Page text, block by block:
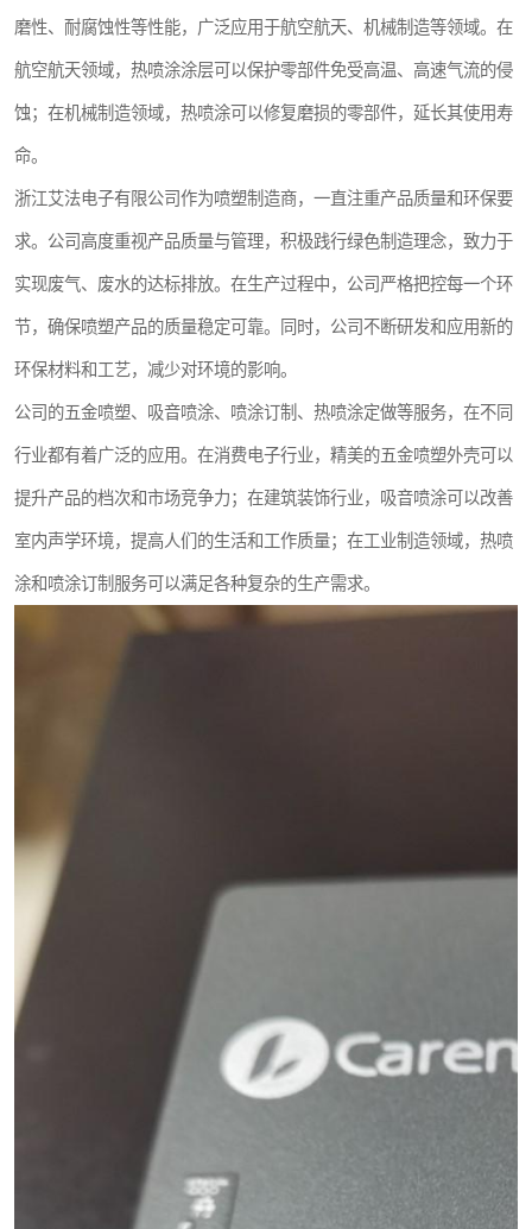
磨性、耐腐蚀性等性能，广泛应用于航空航天、机械制造等领域。在
航空航天领域，热喷涂涂层可以保护零部件免受高温、高速气流的侵
蚀；在机械制造领域，热喷涂可以修复磨损的零部件，延长其使用寿
命。
浙江艾法电子有限公司作为喷塑制造商，一直注重产品质量和环保要
求。公司高度重视产品质量与管理，积极践行绿色制造理念，致力于
实现废气、废水的达标排放。在生产过程中，公司严格把控每一个环
节，确保喷塑产品的质量稳定可靠。同时，公司不断研发和应用新的
环保材料和工艺，减少对环境的影响。
公司的五金喷塑、吸音喷涂、喷涂订制、热喷涂定做等服务，在不同
行业都有着广泛的应用。在消费电子行业，精美的五金喷塑外壳可以
提升产品的档次和市场竞争力；在建筑装饰行业，吸音喷涂可以改善
室内声学环境，提高人们的生活和工作质量；在工业制造领域，热喷
涂和喷涂订制服务可以满足各种复杂的生产需求。